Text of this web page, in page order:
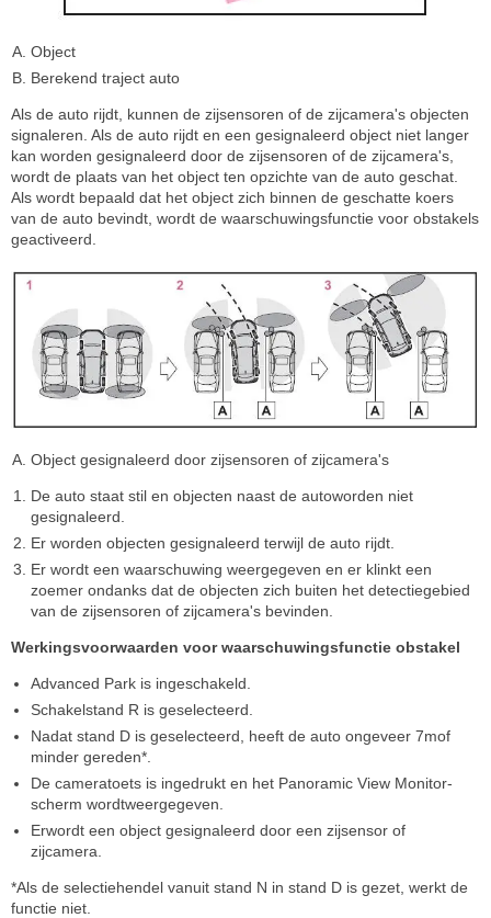
Object
Berekend traject auto
Als de auto rijdt, kunnen de zijsensoren of de zijcamera's objecten
signaleren. Als de auto rijdt en een gesignaleerd object niet langer
kan worden gesignaleerd door de zijsensoren of de zijcamera's,
wordt de plaats van het object ten opzichte van de auto geschat.
Als wordt bepaald dat het object zich binnen de geschatte koers
van de auto bevindt, wordt de waarschuwingsfunctie voor obstakels
geactiveerd.
Object gesignaleerd door zijsensoren of zijcamera's
De auto staat stil en objecten naast de autoworden niet
gesignaleerd.
Er worden objecten gesignaleerd terwijl de auto rijdt.
Er wordt een waarschuwing weergegeven en er klinkt een
zoemer ondanks dat de objecten zich buiten het detectiegebied
van de zijsensoren of zijcamera's bevinden.
Werkingsvoorwaarden voor waarschuwingsfunctie obstakel
Advanced Park is ingeschakeld.
Schakelstand R is geselecteerd.
Nadat stand D is geselecteerd, heeft de auto ongeveer 7mof
minder gereden*.
De cameratoets is ingedrukt en het Panoramic View Monitor-
scherm wordtweergegeven.
Erwordt een object gesignaleerd door een zijsensor of
zijcamera.
*Als de selectiehendel vanuit stand N in stand D is gezet, werkt de
functie niet.